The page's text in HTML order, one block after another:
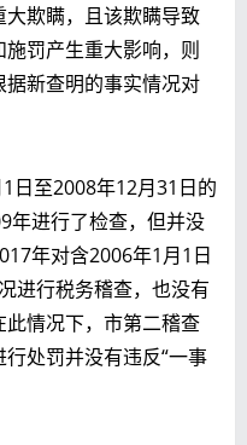
欺瞒，且该欺瞒导致
罚产生重大影响，则
新查明的事实情况对
日至2008年12月31日的
年进行了检查，但并没
年对含2006年1月1日
进行税务稽查，也没有
情况下，市第二稽查
处罚并没有违反“一事